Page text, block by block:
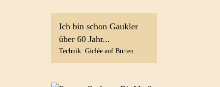
Ich bin schon Gaukler
über 60 Jahr...
Technik: Giclée auf Bütten